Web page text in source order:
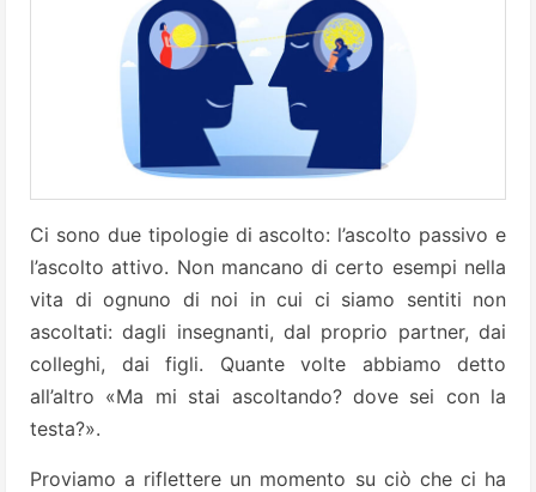
Ci sono due tipologie di ascolto: l’ascolto passivo e
l’ascolto attivo. Non mancano di certo esempi nella
vita di ognuno di noi in cui ci siamo sentiti non
ascoltati: dagli insegnanti, dal proprio partner, dai
colleghi, dai figli. Quante volte abbiamo detto
all’altro «Ma mi stai ascoltando? dove sei con la
testa?».
Proviamo a riflettere un momento su ciò che ci ha